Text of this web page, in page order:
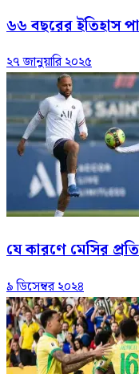
৬৬ বছরের ইতিহাস
২৭ জানুয়ারি ২০২৫
যে কারণে মেসির
৯ ডিসেম্বর ২০২৪